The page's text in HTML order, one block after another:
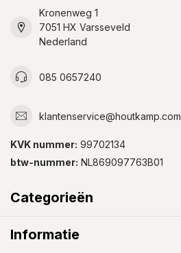
Kronenweg 1
7051 HX Varsseveld
Nederland
085 0657240
klantenservice@houtkamp.com
KVK nummer: 99702134
btw-nummer: NL869097763B01
Categorieën
Informatie